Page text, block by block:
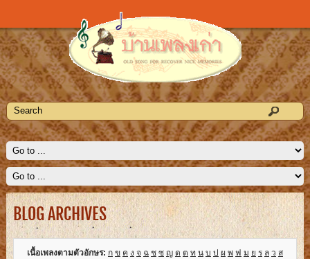
BLOG ARCHIVES
เนื้อเพลงตามตัวอักษร: ก ข ค ง จ ฉ ช ซ ญ ด ต ท น บ ป ผ พ ฟ ม ย ร ล ว ส